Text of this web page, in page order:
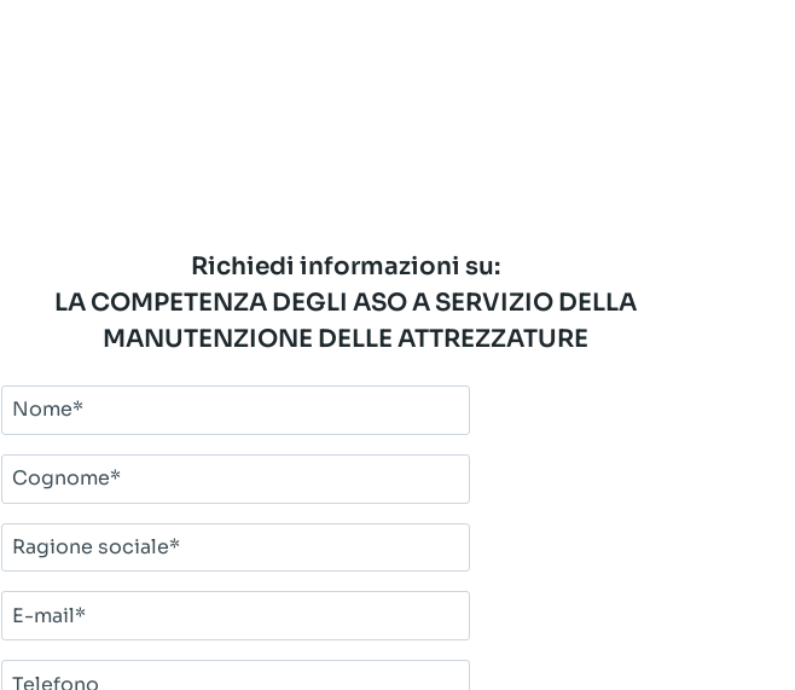
Richiedi informazioni su:
LA COMPETENZA DEGLI ASO A SERVIZIO DELLA
MANUTENZIONE DELLE ATTREZZATURE
Nome*
Cognome*
Ragione
sociale*
E-
mail*
Telefono